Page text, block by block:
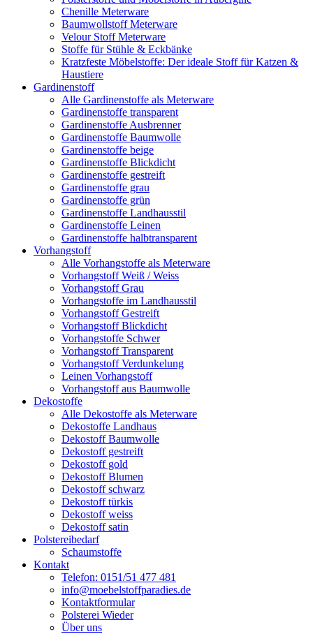
Chenille Meterware
Baumwollstoff Meterware
Velour Stoff Meterware
Stoffe für Stühle & Eckbänke
Kratzfeste Möbelstoffe: Der ideale Stoff für Katzen &
Haustiere
Gardinenstoff
Alle Gardinenstoffe als Meterware
Gardinenstoffe transparent
Gardinenstoffe Ausbrenner
Gardinenstoffe Baumwolle
Gardinenstoffe beige
Gardinenstoffe Blickdicht
Gardinenstoffe gestreift
Gardinenstoffe grau
Gardinenstoffe grün
Gardinenstoffe Landhausstil
Gardinenstoffe Leinen
Gardinenstoffe halbtransparent
Vorhangstoff
Alle Vorhangstoffe als Meterware
Vorhangstoff Weiß / Weiss
Vorhangstoff Grau
Vorhangstoffe im Landhausstil
Vorhangstoff Gestreift
Vorhangstoff Blickdicht
Vorhangstoffe Schwer
Vorhangstoff Transparent
Vorhangstoff Verdunkelung
Leinen Vorhangstoff
Vorhangstoff aus Baumwolle
Dekostoffe
Alle Dekostoffe als Meterware
Dekostoffe Landhaus
Dekostoff Baumwolle
Dekostoff gestreift
Dekostoff gold
Dekostoff Blumen
Dekostoff schwarz
Dekostoff türkis
Dekostoff weiss
Dekostoff satin
Polstereibedarf
Schaumstoffe
Kontakt
Telefon: 0151/51 477 481
info@moebelstoffparadies.de
Kontaktformular
Polsterei Wieder
Über uns